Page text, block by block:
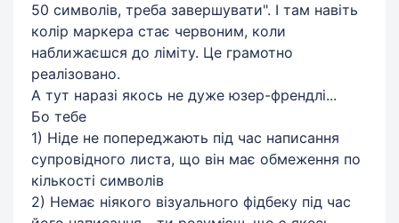
50 символів, треба завершувати". І там навіть
колір маркера стає червоним, коли
наближаєшся до ліміту. Це грамотно
реалізовано.
А тут наразі якось не дуже юзер-френдлі...
Бо тебе
1) Ніде не попереджають під час написання
супровідного листа, що він має обмеження по
кількості символів
2) Немає ніякого візуального фідбеку під час